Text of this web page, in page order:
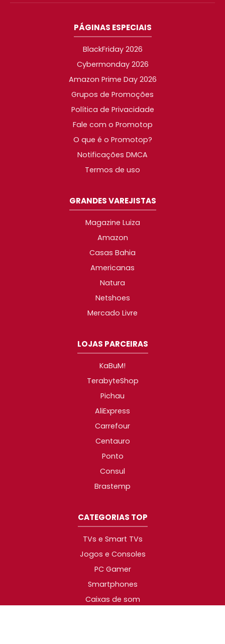
PÁGINAS ESPECIAIS
BlackFriday 2026
Cybermonday 2026
Amazon Prime Day 2026
Grupos de Promoções
Política de Privacidade
Fale com o Promotop
O que é o Promotop?
Notificações DMCA
Termos de uso
GRANDES VAREJISTAS
Magazine Luiza
Amazon
Casas Bahia
Americanas
Natura
Netshoes
Mercado Livre
LOJAS PARCEIRAS
KaBuM!
TerabyteShop
Pichau
AliExpress
Carrefour
Centauro
Ponto
Consul
Brastemp
CATEGORIAS TOP
TVs e Smart TVs
Jogos e Consoles
PC Gamer
Smartphones
Caixas de som